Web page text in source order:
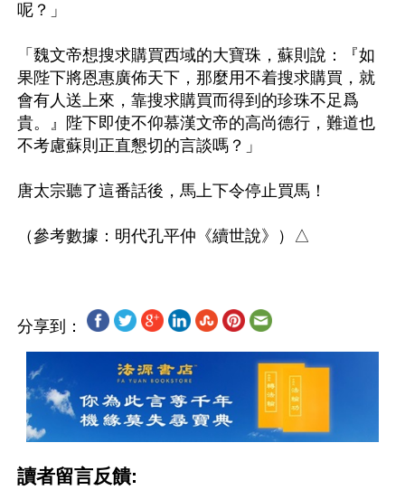
呢？」
「魏文帝想搜求購買西域的大寶珠，蘇則說：『如
果陛下將恩惠廣佈天下，那麼用不着搜求購買，就
會有人送上來，靠搜求購買而得到的珍珠不足爲
貴。』陛下即使不仰慕漢文帝的高尚德行，難道也
不考慮蘇則正直懇切的言談嗎？」
唐太宗聽了這番話後，馬上下令停止買馬！
分享到：
讀者留言反饋: